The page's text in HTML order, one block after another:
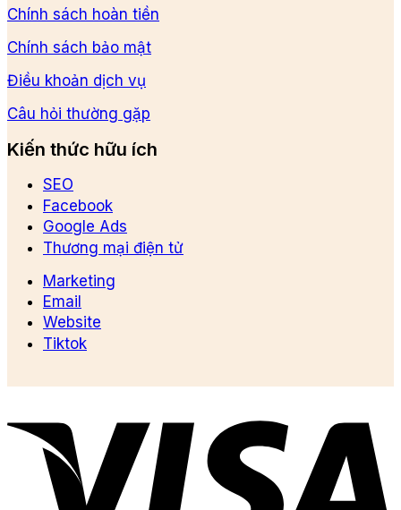
Chính sách hoàn tiền
Chính sách bảo mật
Điều khoản dịch vụ
Câu hỏi thường gặp
Kiến thức hữu ích
SEO
Facebook
Google Ads
Thương mại điện tử
Marketing
Email
Website
Tiktok